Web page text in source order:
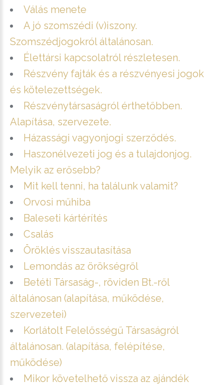
Válás menete
A jó szomszédi (v)iszony.
Szomszédjogokról általánosan.
Élettársi kapcsolatról részletesen.
Részvény fajták és a részvényesi jogok
és kötelezettségek.
Részvénytársaságról érthetőbben.
Alapítása, szervezete.
Házassági vagyonjogi szerződés.
Haszonélvezeti jog és a tulajdonjog.
Melyik az erősebb?
Mit kell tenni, ha találunk valamit?
Orvosi műhiba
Baleseti kártérítés
Csalás
Öröklés visszautasítása
Lemondás az örökségről
Betéti Társaság-, röviden Bt.-ről
általánosan (alapítása, működése,
szervezetei)
Korlátolt Felelősségű Társaságról
általánosan. (alapítása, felépítése,
működése)
Mikor követelhető vissza az ajándék